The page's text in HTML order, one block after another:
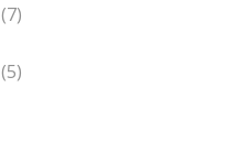
(7)
(5)